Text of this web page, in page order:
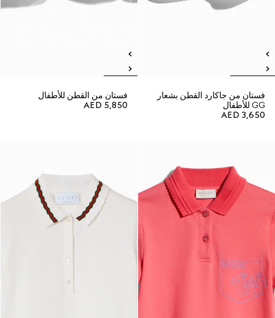
فستان من جاكارد القطن بشعار
GG للأطفال
AED 3,650
فستان من القطن للأطفال
AED 5,850